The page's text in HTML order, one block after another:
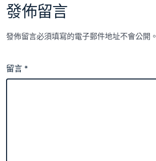
發佈留言
發佈留言必須填寫的電子郵件地址不會公開。
留言*